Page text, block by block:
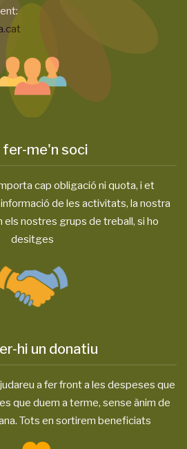
fer-me'n soci
cap obligació ni quota, i et
de les activitats, la nostra
els nostres grups de treball, si ho
desitges
hi un donatiu
a fer front a les despeses que
que duem a terme, sense ànim de
Tots en sortirem beneficiats